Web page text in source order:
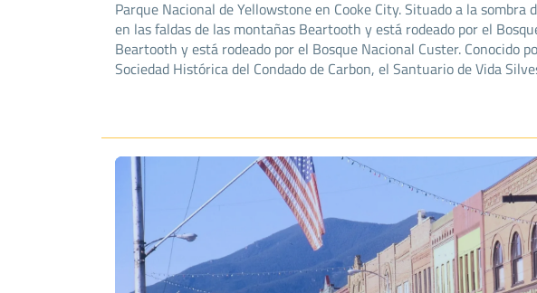
Parque Nacional de Yellowstone en Cooke City. Situado a la
en las faldas de las montañas Beartooth y está rodeado por el
Beartooth y está rodeado por el Bosque Nacional Custer. Conocido
Sociedad Histórica del Condado de Carbon, el Santuario de Vida